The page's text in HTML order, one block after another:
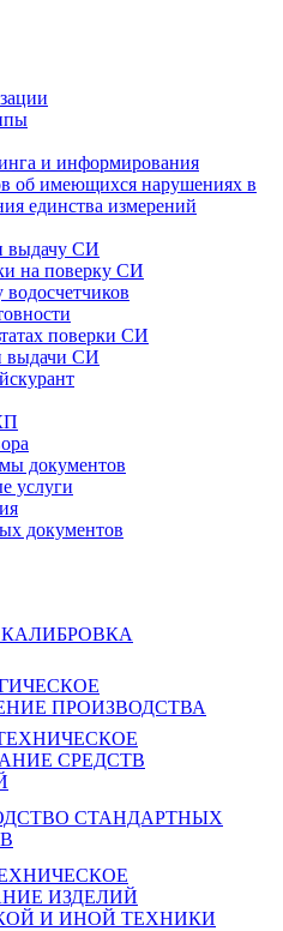
и информирования
об имеющихся нарушениях в
единства измерений
выдачу СИ
на поверку СИ
водосчетчиков
поверки СИ
выдачи СИ
документов
услуги
документов
ПРОИЗВОДСТВА
СРЕДСТВ
СТАНДАРТНЫХ
ИЗДЕЛИЙ
И ИНОЙ ТЕХНИКИ